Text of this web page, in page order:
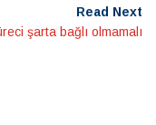
Read Next
şarta bağlı olmamalı